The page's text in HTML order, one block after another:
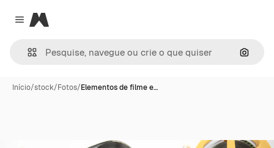
Close menu
Magnific
Início/stock/Fotos/Elementos de filme e…